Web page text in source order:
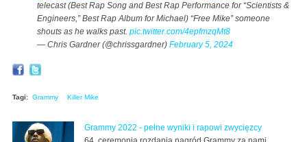
telecast (Best Rap Song and Best Rap Performance for “Scientists &
Engineers,” Best Rap Album for Michael) “Free Mike” someone
shouts as he walks past. pic.twitter.com/4epfmzqMt8
— Chris Gardner (@chrissgardner) February 5, 2024
Tagi: Grammy Killer Mike
Grammy 2022 - pełne wyniki i rapowi zwycięzcy